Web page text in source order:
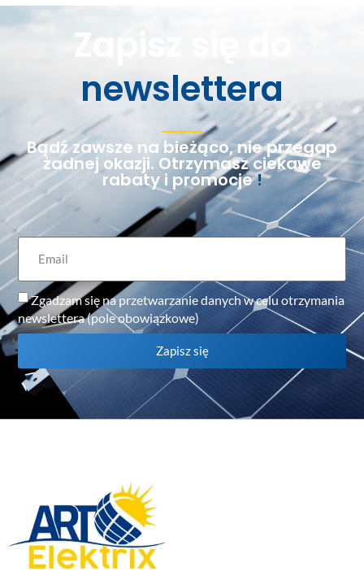
Zapisz się do
newslettera
Bądź zawsze na bieżąco, nie przegap
żadnej okazji. Otrzymasz ciekawe
rabaty i promocje!
Zgadzam się na przetwarzanie danych w celu otrzymania
newslettera (pole obowiązkowe)
Zapisz się